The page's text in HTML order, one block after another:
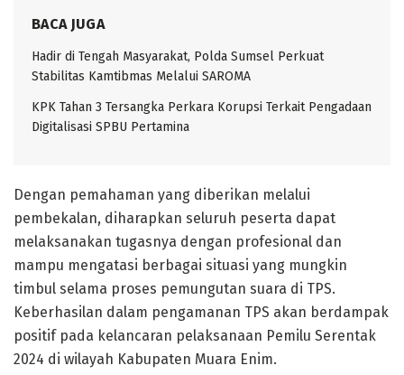
BACA JUGA
Hadir di Tengah Masyarakat, Polda Sumsel Perkuat
Stabilitas Kamtibmas Melalui SAROMA
KPK Tahan 3 Tersangka Perkara Korupsi Terkait Pengadaan
Digitalisasi SPBU Pertamina
Dengan pemahaman yang diberikan melalui
pembekalan, diharapkan seluruh peserta dapat
melaksanakan tugasnya dengan profesional dan
mampu mengatasi berbagai situasi yang mungkin
timbul selama proses pemungutan suara di TPS.
Keberhasilan dalam pengamanan TPS akan berdampak
positif pada kelancaran pelaksanaan Pemilu Serentak
2024 di wilayah Kabupaten Muara Enim.